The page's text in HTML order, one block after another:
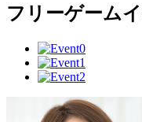
フリーゲーム